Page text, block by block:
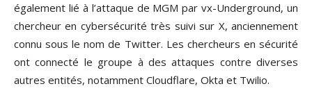
également lié à l’attaque de MGM par vx-Underground, un
chercheur en cybersécurité très suivi sur X, anciennement
connu sous le nom de Twitter. Les chercheurs en sécurité
ont connecté le groupe à des attaques contre diverses
autres entités, notamment Cloudflare, Okta et Twilio.